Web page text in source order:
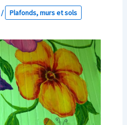
/ Plafonds, murs et sols